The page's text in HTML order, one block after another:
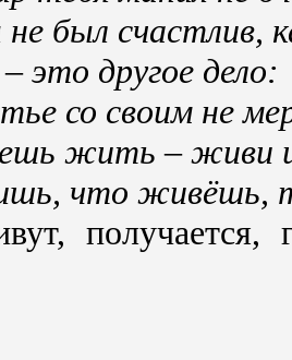
был счастлив,
это другое дело:
со своим не
жить – живи
что живёшь,
получается,